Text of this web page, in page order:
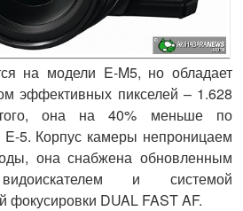
на модели E-M5, но обладает
эффективных пикселей – 1.628
она на 40% меньше по
5. Корпус камеры непроницаем
она снабжена обновленным
и системой
фокусировки DUAL FAST AF.